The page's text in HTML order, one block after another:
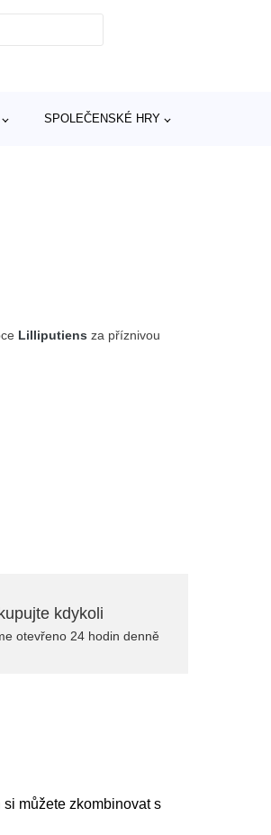
SPOLEČENSKÉ HRY
Lilliputiens za příznivou
kdykoli
otevřeno 24 hodin denně
můžete zkombinovat s